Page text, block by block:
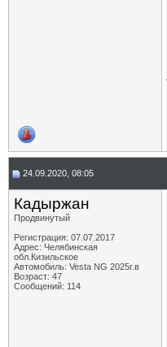
24.09.2020, 08:05
Кадыржан
Продвинутый
Регистрация: 07.07.2017
Адрес: Челябинская
обл.Кизильское
Автомобиль: Vesta NG 2025г.в
Возраст: 47
Сообщений: 114